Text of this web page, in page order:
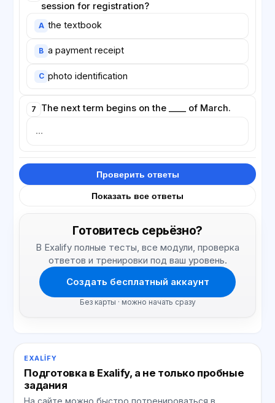
session for registration?
A the textbook
B a payment receipt
C photo identification
7 The next term begins on the ____ of March.
Проверить ответы
Показать все ответы
Готовитесь серьёзно?
В Exalify полные тесты, все модули, проверка
ответов и тренировки под ваш уровень.
Создать бесплатный аккаунт
Без карты · можно начать сразу
EXALIFY
Подготовка в Exalify, а не только пробные
задания
На сайте можно быстро потренироваться в